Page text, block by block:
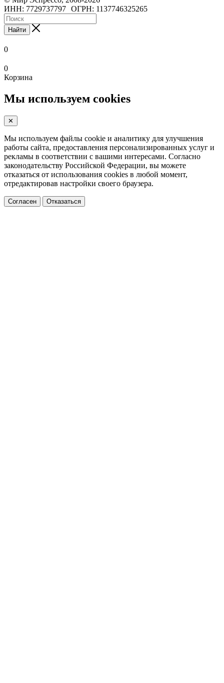
ИНН: 7729737797 ОГРН: 1137746325265
Найти
0
0
Корзина
Мы используем cookies
✕
Мы используем файлы cookie и аналитику для улучшения
работы сайта, предоставления персонализированных услуг и
рекламы в соответствии с вашими интересами. Согласно
законодательству Российской Федерации, вы можете
отказаться от использования cookies в любой момент,
отредактировав настройки своего браузера.
Согласен Отказаться